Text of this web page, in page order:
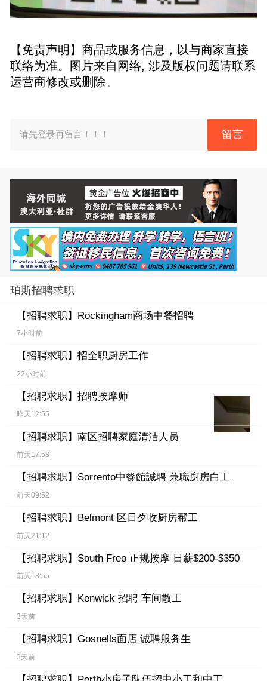
【免责声明】商品或服务信息，以与商家直接
联络为准。图片来自网络, 涉及版权问题请联系
运营商修改或删除。
请先登录再留言！！！ 留言
珀斯招聘求职
【招聘求职】 Rockingham商场中餐招聘
7小时前
【招聘求职】 招全职厨房工作
22小时前
【招聘求职】 招聘按摩师
昨天12:55
【招聘求职】 南区招聘家庭清洁人员
前天17:58
【招聘求职】 Sorrento中餐館誠聘 兼職廚房白工
前天09:52
【招聘求职】 Belmont 区日歺收厨房帮工
前天21:12
【招聘求职】 South Freo 正规按摩 日薪$200-$350
前天18:55
【招聘求职】 Kenwick 招聘 车间散工
3天前
【招聘求职】 Gosnells面店 诚聘服务生
3天前